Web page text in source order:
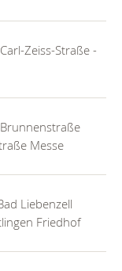
Zeiss-Straße -
Messe
Liebenzell
Friedhof